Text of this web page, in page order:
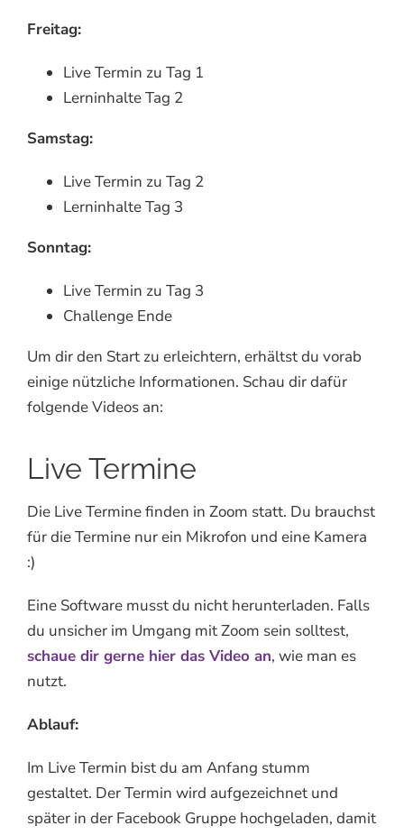
Freitag:
Live Termin zu Tag 1
Lerninhalte Tag 2
Samstag:
Live Termin zu Tag 2
Lerninhalte Tag 3
Sonntag:
Live Termin zu Tag 3
Challenge Ende
Um dir den Start zu erleichtern, erhältst du vorab
einige nützliche Informationen. Schau dir dafür
folgende Videos an:
Live Termine
Die Live Termine finden in Zoom statt. Du brauchst
für die Termine nur ein Mikrofon und eine Kamera
:)
Eine Software musst du nicht herunterladen. Falls
du unsicher im Umgang mit Zoom sein solltest,
schaue dir gerne hier das Video an, wie man es
nutzt.
Ablauf:
Im Live Termin bist du am Anfang stumm
gestaltet. Der Termin wird aufgezeichnet und
später in der Facebook Gruppe hochgeladen, damit